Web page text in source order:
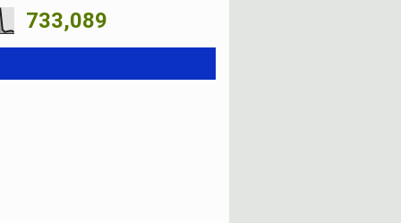
733,089